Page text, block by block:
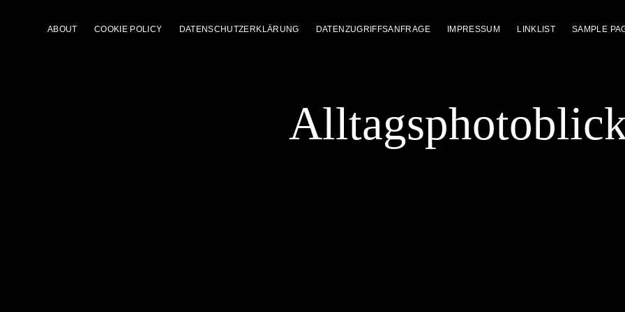
ABOUT COOKIE POLICY DATENSCHUTZERKLÄRUNG DATENZUGRIFFSANFRAGE IMPRESSUM LINKLIST SAMPLE